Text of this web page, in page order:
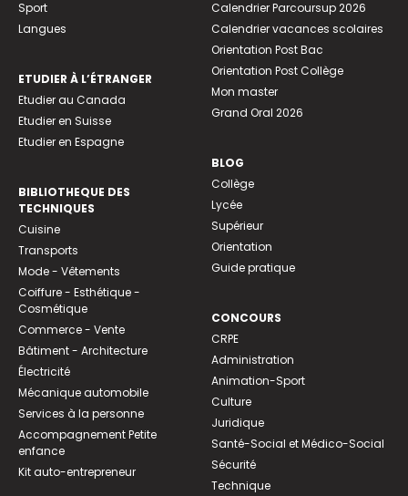
Sport
Langues
ETUDIER À L’ÉTRANGER
Etudier au Canada
Etudier en Suisse
Etudier en Espagne
BIBLIOTHEQUE DES
TECHNIQUES
Cuisine
Transports
Mode - Vêtements
Coiffure - Esthétique -
Cosmétique
Commerce - Vente
Bâtiment - Architecture
Électricité
Mécanique automobile
Services à la personne
Accompagnement Petite
enfance
Kit auto-entrepreneur
Calendrier Parcoursup 2026
Calendrier vacances scolaires
Orientation Post Bac
Orientation Post Collège
Mon master
Grand Oral 2026
BLOG
Collège
Lycée
Supérieur
Orientation
Guide pratique
CONCOURS
CRPE
Administration
Animation-Sport
Culture
Juridique
Santé-Social et Médico-Social
Sécurité
Technique